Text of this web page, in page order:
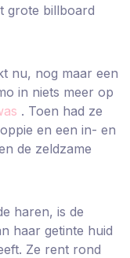
grote billboard
nu, nog maar een
in niets meer op
. Toen had ze
en een in- en
de zeldzame
haren, is de
haar getinte huid
Ze rent rond